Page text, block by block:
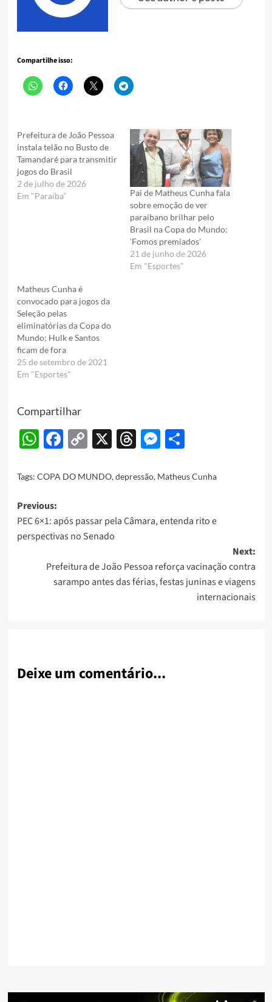
Compartilhe isso:
Prefeitura de João Pessoa
instala telão no Busto de
Tamandaré para transmitir
jogos do Brasil
2 de julho de 2026
Em "Paraíba"
Pai de Matheus Cunha fala
sobre emoção de ver
paraibano brilhar pelo
Brasil na Copa do Mundo:
‘Fomos premiados’
21 de junho de 2026
Em "Esportes"
Matheus Cunha é
convocado para jogos da
Seleção pelas
eliminatórias da Copa do
Mundo; Hulk e Santos
ficam de fora
25 de setembro de 2021
Em "Esportes"
Compartilhar
WhatsApp
Facebook
Copy
X Threads
Messenger
Share
Tags: COPA DO MUNDO,depressão, Matheus Cunha
Post
navigation
Previous:
PEC 6×1: após passar pela Câmara, entenda rito e
perspectivas no Senado
Next:
Prefeitura de João Pessoa reforça vacinação contra
sarampo antes das férias, festas juninas e viagens
internacionais
Deixe um comentário...